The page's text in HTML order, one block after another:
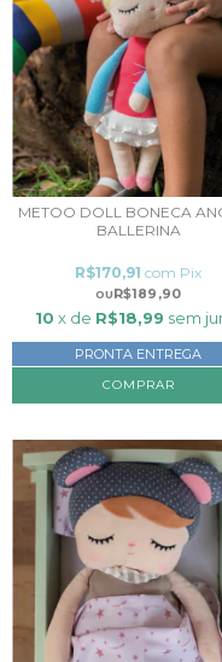
METOO DOLL BONECA
BALLERINA
R$189,90
R$170,91 com Pix
10 x de R$18,99 sem
PRONTA ENTREGA